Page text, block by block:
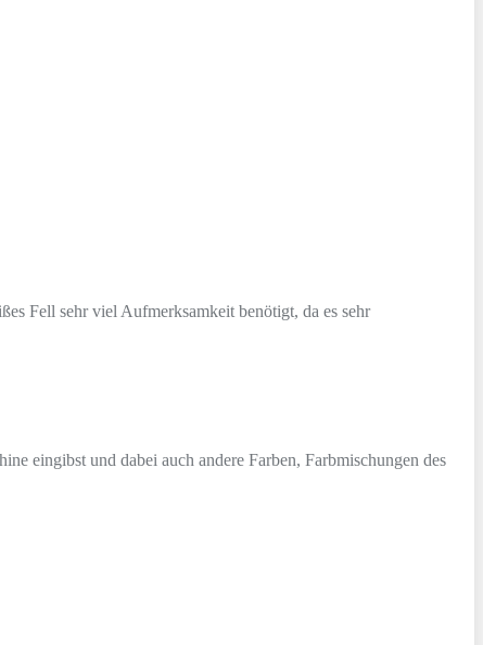
Fell sehr viel Aufmerksamkeit benötigt, da es sehr
eingibst und dabei auch andere Farben, Farbmischungen des